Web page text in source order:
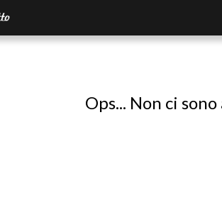
Ops... Non ci